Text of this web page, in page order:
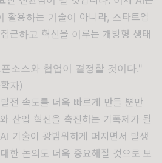
활용하는 기술이 아니라, 스타트업
근하고 혁신을 이루는 개방형 생태
소스와 협업이 결정할 것이다."
자)
전 속도를 더욱 빠르게 만들 뿐만
산업 혁신을 촉진하는 기폭제가 될
기술이 광범위하게 퍼지면서 발생
한 논의도 더욱 중요해질 것으로 보